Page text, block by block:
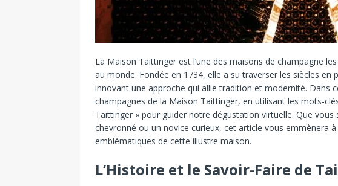
La Maison Taittinger est l’une des maisons de champagne les
au monde. Fondée en 1734, elle a sutraverser les siècles en
innovant une approche qui allietradition et modernité. Dans
champagnes de la Maison Taittinger, en utilisant les mots-
Taittinger » pour guider notre dégustation virtuelle. Que vous
chevronné ou un novice curieux, cet article vous emmènera à
emblématiques de cette illustre maison.
L’Histoire et le Savoir-Faire de